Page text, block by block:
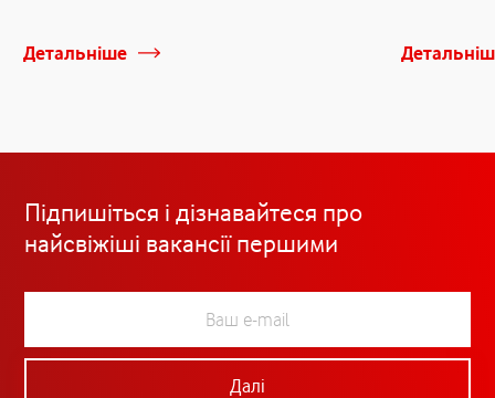
Детальніше
Підпишіться і дізнавайтеся про
найсвіжіші вакансії першими
Далі